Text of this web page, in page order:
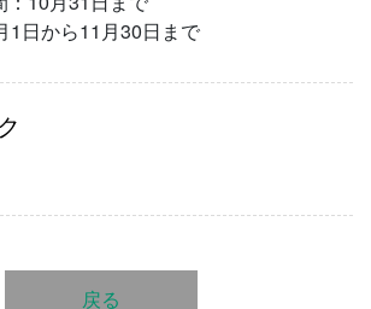
1日から11月30日まで
戻る